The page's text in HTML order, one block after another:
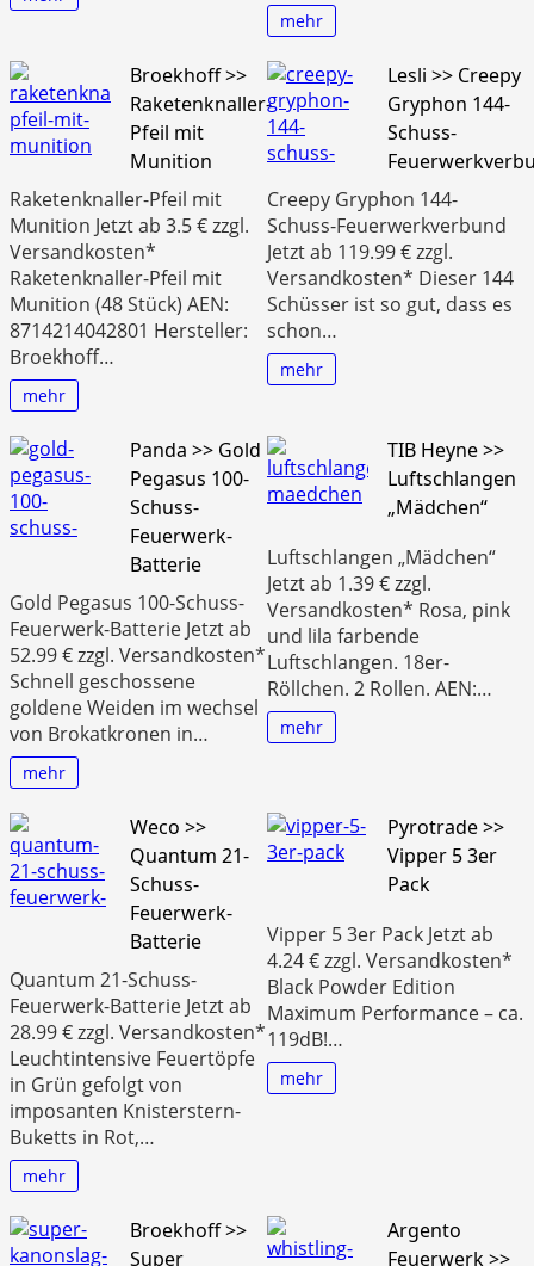
mehr
Broekhoff >>
Raketenknaller-
Pfeil mit
Munition
Raketenknaller-Pfeil mit
Munition Jetzt ab 3.5 € zzgl.
Versandkosten*
Raketenknaller-Pfeil mit
Munition (48 Stück) AEN:
8714214042801 Hersteller:
Broekhoff…
mehr
Lesli >> Creepy
Gryphon 144-
Schuss-
Creepy Gryphon 144-
Schuss-Feuerwerkverbund
Jetzt ab 119.99 € zzgl.
Versandkosten* Dieser 144
Schüsser ist so gut, dass es
schon…
mehr
Panda >> Gold
Pegasus 100-
Schuss-
Feuerwerk-
Batterie
Gold Pegasus 100-Schuss-
Feuerwerk-Batterie Jetzt ab
52.99 € zzgl. Versandkosten*
Schnell geschossene
goldene Weiden im wechsel
von Brokatkronen in…
mehr
TIB Heyne >>
Luftschlangen
„Mädchen“
Luftschlangen „Mädchen“
Jetzt ab 1.39 € zzgl.
Versandkosten* Rosa, pink
und lila farbende
Luftschlangen. 18er-
Röllchen. 2 Rollen. AEN:…
mehr
Weco >>
Quantum 21-
Schuss-
Feuerwerk-
Batterie
Quantum 21-Schuss-
Feuerwerk-Batterie Jetzt ab
28.99 € zzgl. Versandkosten*
Leuchtintensive Feuertöpfe
in Grün gefolgt von
imposanten Knisterstern-
Buketts in Rot,…
mehr
Pyrotrade >>
Vipper 5 3er
Pack
Vipper 5 3er Pack Jetzt ab
4.24 € zzgl. Versandkosten*
Black Powder Edition
Maximum Performance – ca.
119dB!…
mehr
Broekhoff >>
Super
Argento
Feuerwerk >>